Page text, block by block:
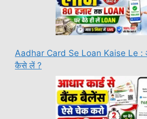
Aadhar Card Se Loan Kaise Le :
कैसे लें ?